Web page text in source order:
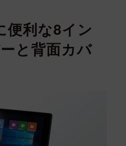
利な8イン
と背面カバ